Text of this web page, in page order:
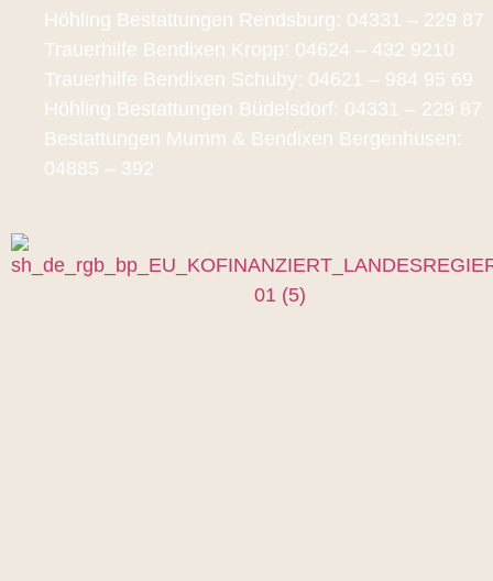
Höhling Bestattungen Rendsburg: 04331 – 229 87
Trauerhilfe Bendixen Kropp: 04624 – 432 9210
Trauerhilfe Bendixen Schuby: 04621 – 984 95 69
Höhling Bestattungen Büdelsdorf: 04331 – 229 87
Bestattungen Mumm & Bendixen Bergenhusen:
04885 – 392